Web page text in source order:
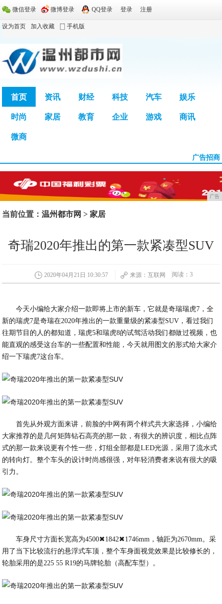
微信登录 微博登录 QQ登录 登录 注册
设为首页 加入收藏 手机版
首页 资讯 财经 科技 汽车 娱乐
时尚 家居 教育 企业 游戏 商讯
微商
广告招商
广告
当前位置：温州都市网 >家居
奇瑞2020年推出的第一款紧凑型SUV
2020年04月21日 10:30:57 来源：互联网 阅读：3
今天小编给大家介绍一款即将上市的新车，它就是奇瑞瑞虎7，全
新的瑞虎7是奇瑞在2020年推出的一款重量级的紧凑型SUV，看过我们
往期节目的人的都知道，瑞虎5和瑞虎8的试驾活动我们都做过视频，也
能直观的感受这台车的一些配置和性能，今天就用图文的形式给大家介
绍一下瑞虎7这台车。
首先从外观方面来讲，前脸的中网有两个样式共大家选择，小编给
大家推荐的是几何矩阵钻石高亮的那一款，有很大的辨识度，相比点阵
式的那一款来说更有个性一些，灯组全部都是LED光源，采用了流水式
的转向灯。整个车头的设计时尚感很强，对年轻消费者来说有很大的吸
引力。
车身尺寸方面长宽高为4500✖1842✖1746mm，轴距为2670mm。采
用了当下比较流行的悬浮式车顶，整个车身面视觉效果是比较修长的，
轮胎采用的是225 55 R19的马牌轮胎（高配车型）。